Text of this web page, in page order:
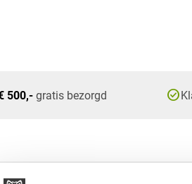
500,-gratis bezorgd check_circle